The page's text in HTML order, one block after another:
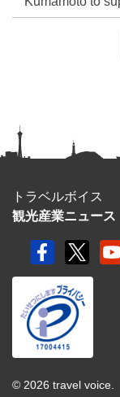
トラベルボイス
観光産業ニュース
© 2026 travel voice.